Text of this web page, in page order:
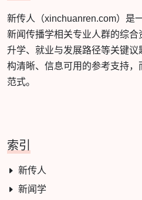
新传人（xinchuanren.com）是
新闻传播学相关专业人群的综合
升学、就业与发展路径等关键议
构清晰、信息可用的参考支持
范式。
索引
新传人
新闻学